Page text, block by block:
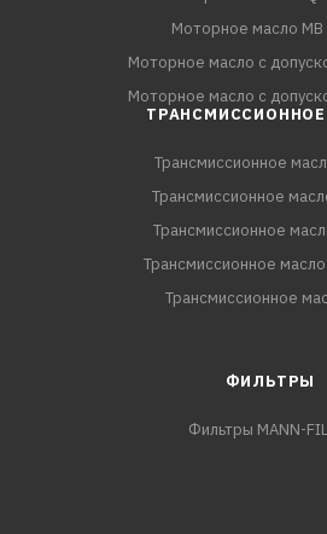
Моторное масло
Моторное масло с
Моторное масло с
Трансмиссионное
Трансмиссионное
Трансмиссионное
Трансмиссионное
Трансмиссионное
ФИЛЬТРЫ
Фильтры MANN-